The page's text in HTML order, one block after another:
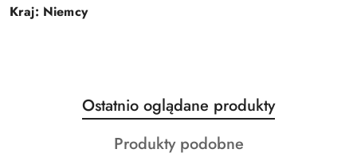
Kraj: Niemcy
Pomiń karuzelę produktów
Produkty
o
statusie:
Ostatnio oglądane produkty
Produkty
Produkty podobne